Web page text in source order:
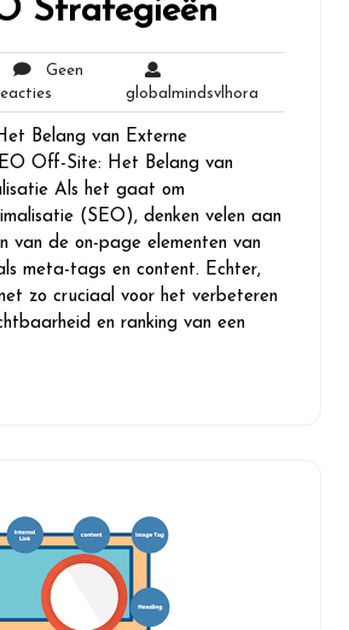
Strategieën
Geen
reacties
globalmindsvlhora
Belang van Externe
Off-Site: Het Belang van
Als het gaat om
(SEO), denken velen aan
van de on-page elementen van
meta-tags en content. Echter,
zo cruciaal voor het verbeteren
en ranking van een